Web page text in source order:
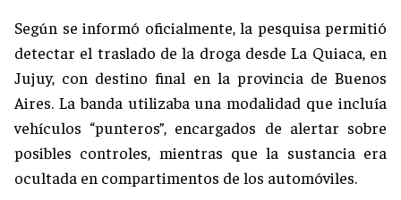
Según se informó oficialmente, la pesquisa permitió
detectar el traslado de la droga desde La Quiaca, en
Jujuy, con destino final en la provincia de Buenos
Aires. La banda utilizaba una modalidad que incluía
vehículos “punteros”, encargados de alertar sobre
posibles controles, mientras que la sustancia era
ocultada en compartimentos de los automóviles.